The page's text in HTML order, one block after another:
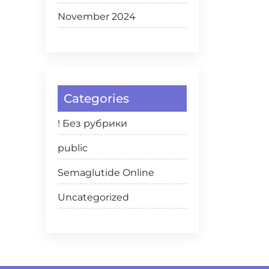
November 2024
Categories
! Без рубрики
public
Semaglutide Online
Uncategorized